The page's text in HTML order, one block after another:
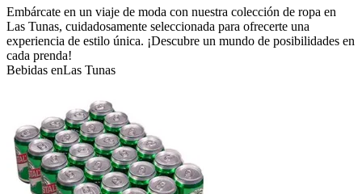
Embárcate en un viaje de moda con nuestra colección de ropa en
Las Tunas, cuidadosamente seleccionada para ofrecerte una
experiencia de estilo única. ¡Descubre un mundo de posibilidades en
cada prenda!
Bebidas enLas Tunas